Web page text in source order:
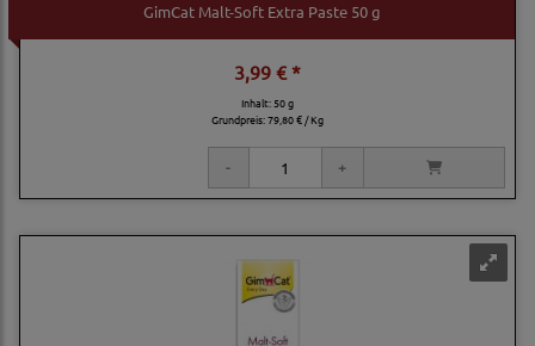
GimCat Malt-Soft Extra Paste 50 g
3,99 € *
Inhalt: 50 g
Grundpreis:79,80 € / Kg